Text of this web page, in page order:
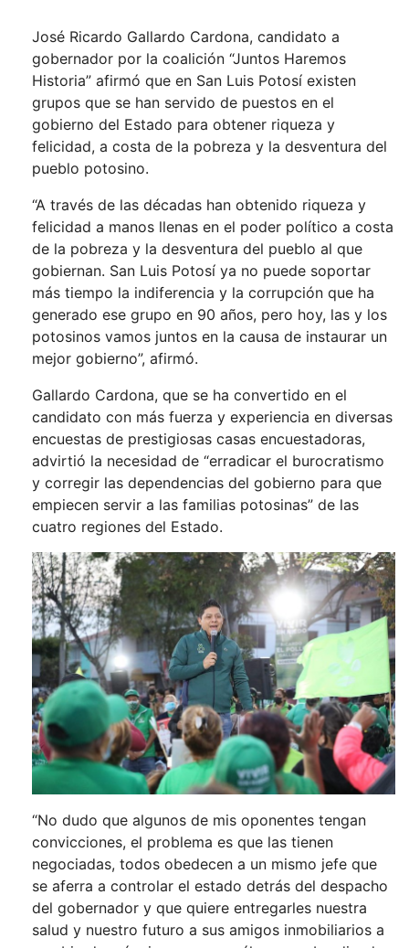
José Ricardo Gallardo Cardona, candidato a
gobernador por la coalición “Juntos Haremos
Historia” afirmó que en San Luis Potosí existen
grupos que se han servido de puestos en el
gobierno del Estado para obtener riqueza y
felicidad, a costa de la pobreza y la desventura del
pueblo potosino.
“A través de las décadas han obtenido riqueza y
felicidad a manos llenas en el poder político a costa
de la pobreza y la desventura del pueblo al que
gobiernan. San Luis Potosí ya no puede soportar
más tiempo la indiferencia y la corrupción que ha
generado ese grupo en 90 años, pero hoy, las y los
potosinos vamos juntos en la causa de instaurar un
mejor gobierno”, afirmó.
Gallardo Cardona, que se ha convertido en el
candidato con más fuerza y experiencia en diversas
encuestas de prestigiosas casas encuestadoras,
advirtió la necesidad de “erradicar el burocratismo
y corregir las dependencias del gobierno para que
empiecen servir a las familias potosinas” de las
cuatro regiones del Estado.
“No dudo que algunos de mis oponentes tengan
convicciones, el problema es que las tienen
negociadas, todos obedecen a un mismo jefe que
se aferra a controlar el estado detrás del despacho
del gobernador y que quiere entregarles nuestra
salud y nuestro futuro a sus amigos inmobiliarios a